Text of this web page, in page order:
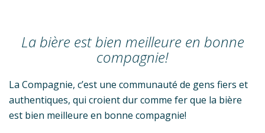
La bière est bien meilleure en bonne
compagnie!
La Compagnie, c’est une communauté de gens fiers et
authentiques, qui croient dur comme fer que la bière
est bien meilleure en bonne compagnie!